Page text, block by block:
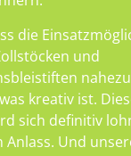
die
und
kreativ ist.
sich definitiv
Anlass. Und